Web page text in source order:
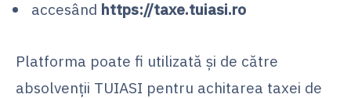
accesând https://taxe.tuiasi.ro
Platforma poate fi utilizată și de către
absolvenții TUIASI pentru achitarea taxei de